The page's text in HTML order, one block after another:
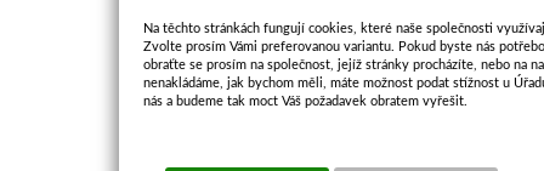
Na těchto stránkách fungují cookies, které naše společnosti
Zvolte prosím Vámi preferovanou variantu. Pokud byste nás
obraťte se prosím na společnost, jejíž stránky procházíte, nebo na
nenakládáme, jak bychom měli, máte možnost podat stížnost u
nás a budeme tak moct Váš požadavek obratem vyřešit.